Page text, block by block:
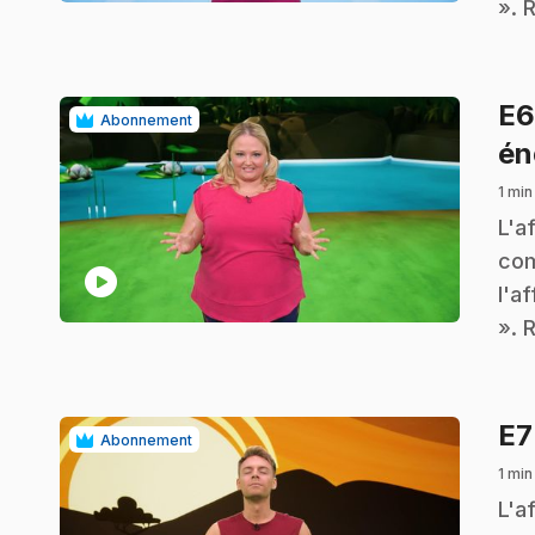
».
Abonnement
play_circle
E6
1
.
».
Abonnement E7
1
.